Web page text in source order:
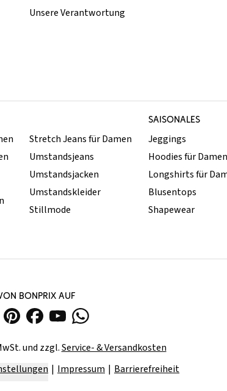
Unsere Verantwortung
SAISONALES
Stretch Jeans für Damen
Umstandsjeans
Umstandsjacken
Umstandskleider
Stillmode
Jeggings
Hoodies für Damen
Longshirts für
Blusentops
Shapewear
BONPRIX AUF
und zzgl.Service- & Versandkosten
Impressum Barrierefreiheit